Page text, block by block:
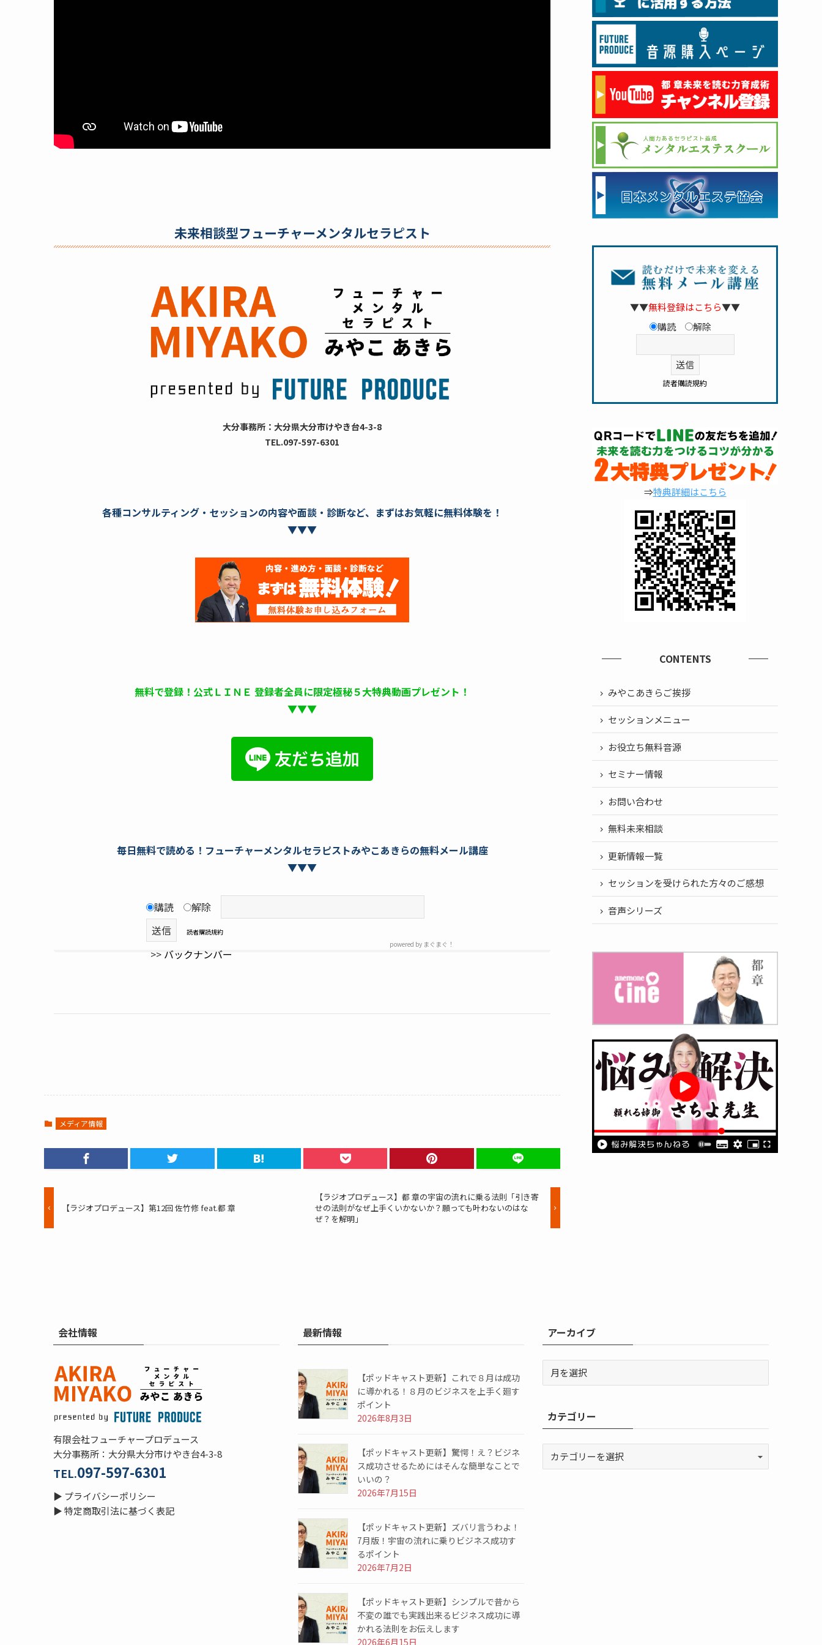
未来相談型フューチャーメンタルセラピスト
大分事務所：大分県大分市けやき台4-3-8
TEL.097-597-6301
各種コンサルティング・セッションの内容や面談・診断など、まずはお気軽に無料体験を！
▼▼▼
無料で登録！公式ＬＩＮＥ 登録者全員に限定極秘５大特典動画プレゼント！
▼▼▼
毎日無料で読める！フューチャーメンタルセラピストみやこあきらの無料メール講座
▼▼▼
購読 解除
読者購読規約
>> バックナンバー
powered by まぐまぐ！
メディア情報
【ラジオプロデュース】第12回 佐竹修 feat.都 章
【ラジオプロデュース】都 章の宇宙の流れに乗る法則「引き寄
せの法則がなぜ上手くいかないか？願っても叶わないのはな
ぜ？を解明」
▼▼無料登録はこちら▼▼
購読
解除
読者購読規約
⇒特典詳細はこちら
CONTENTS
みやこあきらご挨拶
セッションメニュー
お役立ち無料音源
セミナー情報
お問い合わせ
無料未来相談
更新情報一覧
セッションを受けられた方々のご感想
音声シリーズ
会社情報
有限会社フューチャープロデュース
大分事務所：大分県大分市けやき台4-3-8
TEL.097-597-6301
▶ プライバシーポリシー
▶特定商取引法に基づく表記
最新情報
【ポッドキャスト更新】これで８月は成功
に導かれる！８月のビジネスを上手く廻す
ポイント
2026年8月3日
【ポッドキャスト更新】驚愕！え？ビジネ
ス成功させるためにはそんな簡単なことで
いいの？
2026年7月15日
【ポッドキャスト更新】ズバリ言うわよ！
7月版！宇宙の流れに乗りビジネス成功す
るポイント
2026年7月2日
【ポッドキャスト更新】シンプルで昔から
不変の誰でも実践出来るビジネス成功に導
かれる法則をお伝えします
2026年6月15日
アーカイブ
カテゴリー